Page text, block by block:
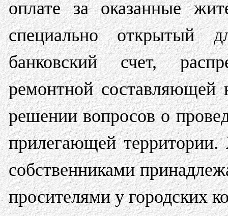
оплате за оказанные
специально открытый
банковский счет,
ремонтной составляющей
решении вопросов о
прилегающей
собственниками
просителями у городских